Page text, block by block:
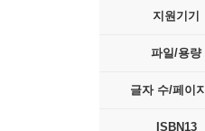
지원기기
파일/용량
글자 수/페이
ISBN13